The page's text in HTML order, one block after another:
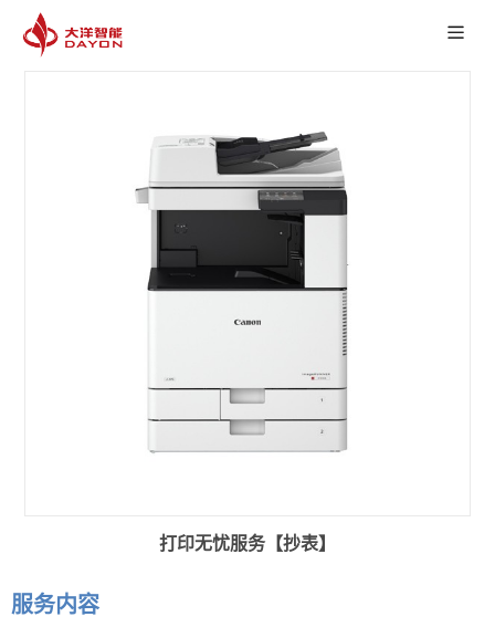
打印无忧服务【抄表】
服务内容